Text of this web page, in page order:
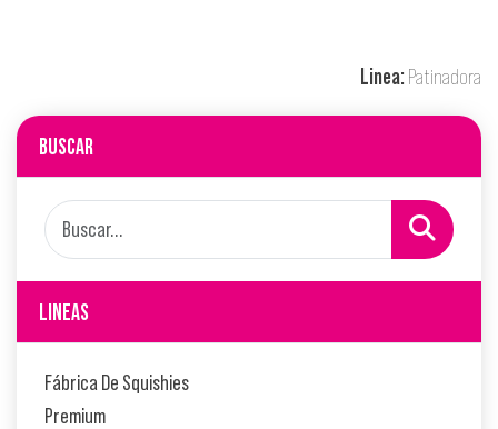
Linea:Patinadora
BUSCAR
LINEAS
Fábrica De Squishies
Premium